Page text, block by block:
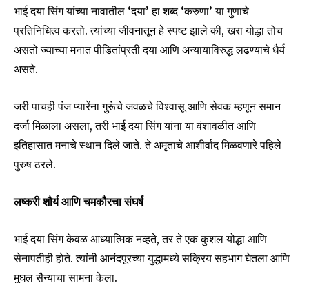
भाई दया सिंग यांच्या नावातील ‘दया’ हा शब्द ‘करुणा’ या गुणाचे
प्रतिनिधित्व करतो. त्यांच्या जीवनातून हे स्पष्ट झाले की, खरा योद्धा तोच
असतो ज्याच्या मनात पीडितांप्रती दया आणि अन्यायाविरुद्ध लढण्याचे धैर्य
असते.
जरी पाचही पंज प्यारेंना गुरूंचे जवळचे विश्वासू आणि सेवक म्हणून समान
दर्जा मिळाला असला, तरी भाई दया सिंग यांना या वंशावळीत आणि
इतिहासात मनाचे स्थान दिले जाते. ते अमृताचे आशीर्वाद मिळवणारे पहिले
पुरुष ठरले.
लष्करी शौर्य आणि चमकौरचा संघर्ष
भाई दया सिंग केवळ आध्यात्मिक नव्हते, तर ते एक कुशल योद्धा आणि
सेनापतीही होते. त्यांनी आनंदपूरच्या युद्धामध्ये सक्रिय सहभाग घेतला आणि
मुघल सैन्याचा सामना केला.